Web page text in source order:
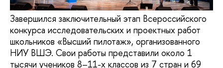
Завершился заключительный этап Всероссийского
конкурса исследовательских и проектных работ
школьников «Высший пилотаж», организованного
НИУ ВШЭ. Свои работы представили около 1
тысячи учеников 8–11-х классов из 7 стран и 69